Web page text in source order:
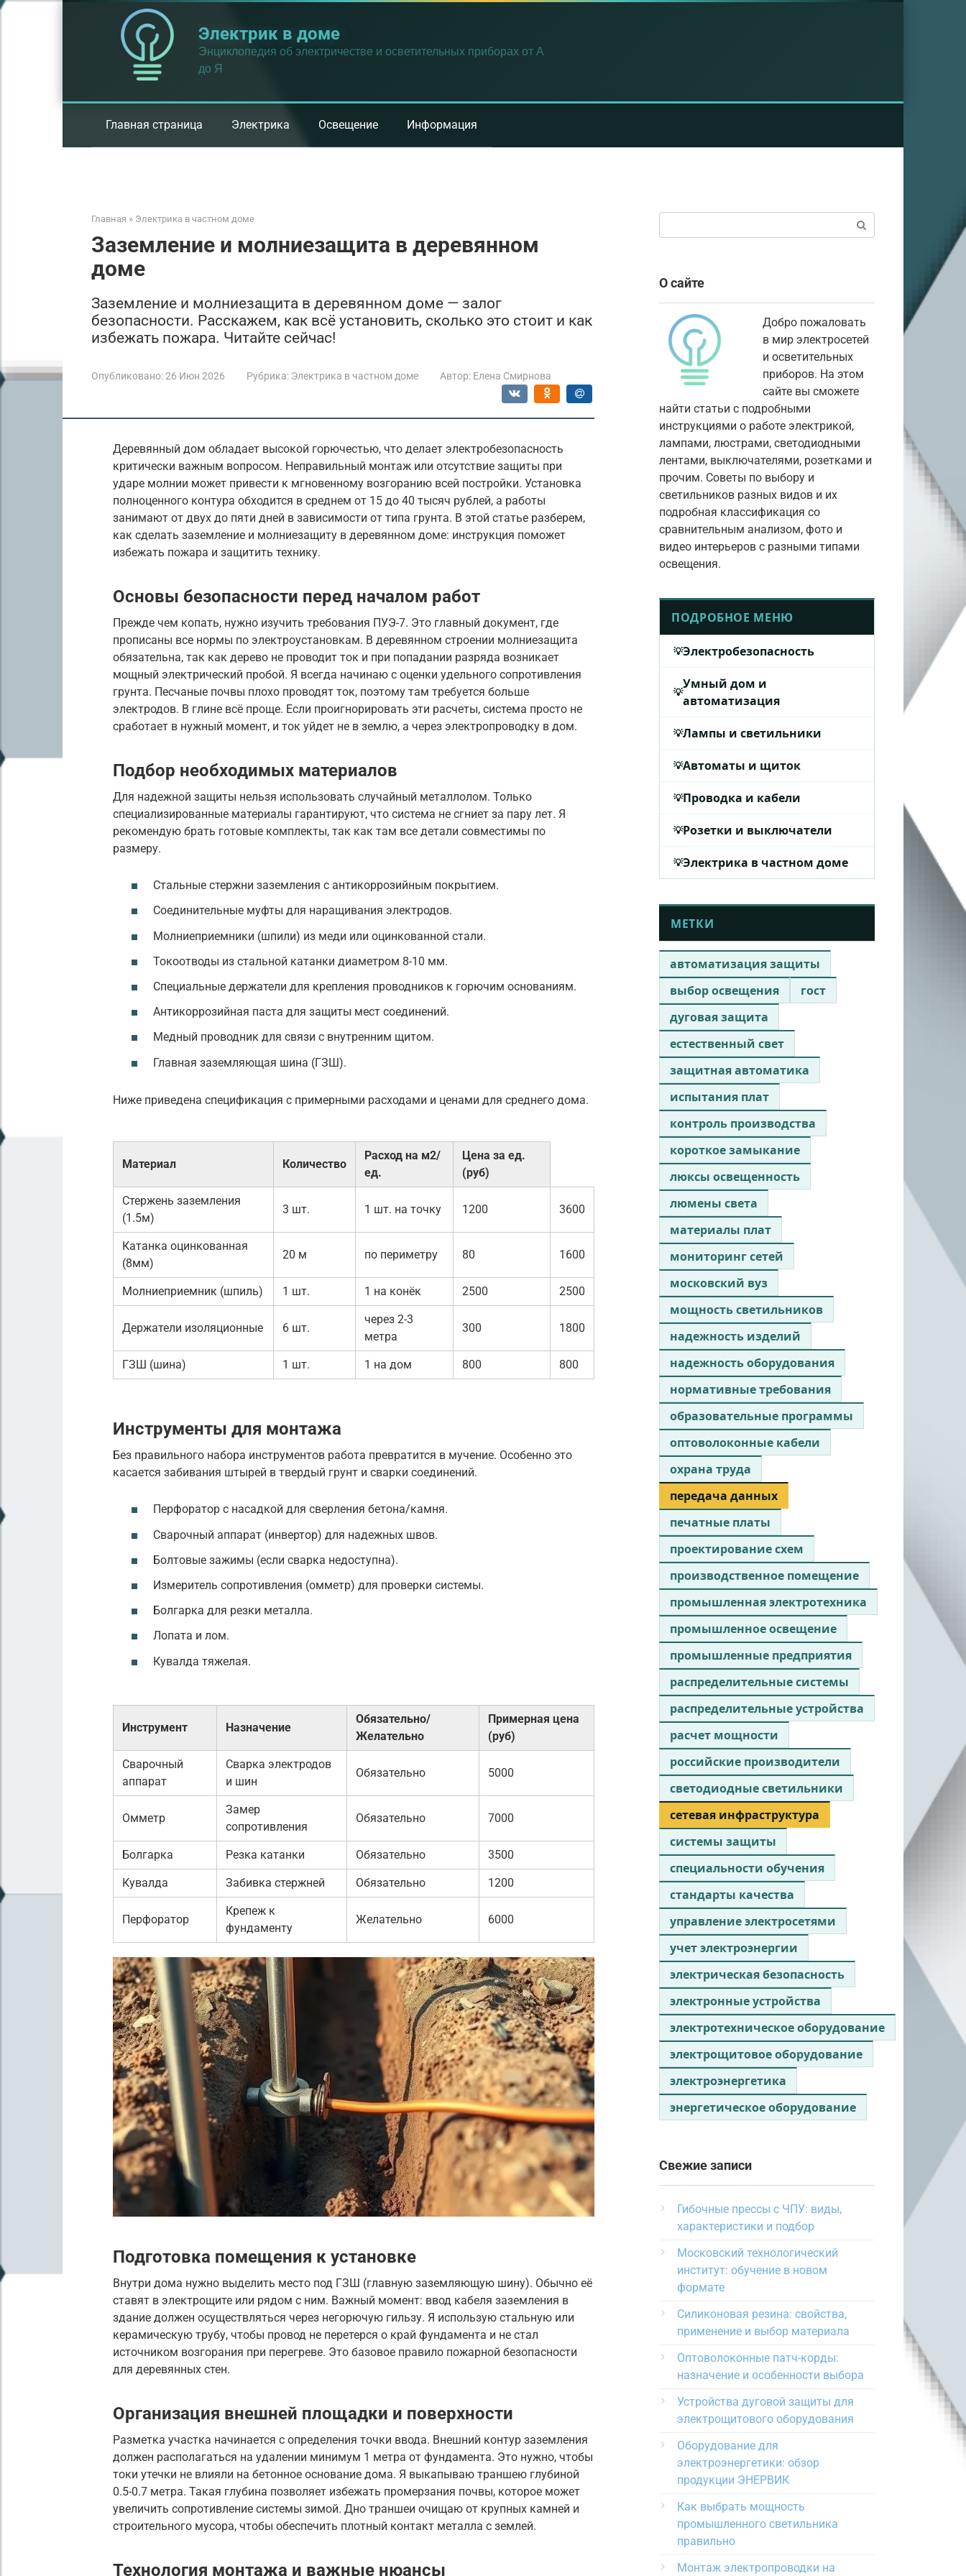
Перейти
Электрик в доме
Энциклопедия об электричестве и осветительных приборах от А
до Я
Главная страница Электрика Освещение Информация
Главная » Электрика в частном доме
Заземление и молниезащита в деревянном
доме
Заземление и молниезащита в деревянном доме — залог
безопасности. Расскажем, как всё установить, сколько это стоит и как
избежать пожара. Читайте сейчас!
Опубликовано:26 Июн 2026 Рубрика: Электрика в частном доме Автор: Елена Смирнова
Деревянный дом обладает высокой горючестью, что делает электробезопасность
критически важным вопросом. Неправильный монтаж или отсутствие защиты при
ударе молнии может привести к мгновенному возгоранию всей постройки. Установка
полноценного контура обходится в среднем от 15 до 40 тысяч рублей, а работы
занимают от двух до пяти дней в зависимости от типа грунта. В этой статье разберем,
как сделать заземление и молниезащиту в деревянном доме: инструкция поможет
избежать пожара и защитить технику.
Основы безопасности перед началом работ
Прежде чем копать, нужно изучить требования ПУЭ-7. Это главный документ, где
прописаны все нормы по электроустановкам. В деревянном строении молниезащита
обязательна, так как дерево не проводит ток и при попадании разряда возникает
мощный электрический пробой. Я всегда начинаю с оценки удельного сопротивления
грунта. Песчаные почвы плохо проводят ток, поэтому там требуется больше
электродов. В глине всё проще. Если проигнорировать эти расчеты, система просто не
сработает в нужный момент, и ток уйдет не в землю, а через электропроводку в дом.
Подбор необходимых материалов
Для надежной защиты нельзя использовать случайный металлолом. Только
специализированные материалы гарантируют, что система не сгниет за пару лет. Я
рекомендую брать готовые комплекты, так как там все детали совместимы по
размеру.
Стальные стержни заземления с антикоррозийным покрытием.
Соединительные муфты для наращивания электродов.
Молниеприемники (шпили) из меди или оцинкованной стали.
Токоотводы из стальной катанки диаметром 8-10 мм.
Специальные держатели для крепления проводников к горючим основаниям.
Антикоррозийная паста для защиты мест соединений.
Медный проводник для связи с внутренним щитом.
Главная заземляющая шина (ГЗШ).
Ниже приведена спецификация с примерными расходами и ценами для среднего дома.
Материал Количество
Расход на м2/
ед.
Цена за ед.
(руб)
Стержень заземления
(1.5м)
3 шт. 1 шт. на точку 1200 3600
Катанка оцинкованная
(8мм)
20 м по периметру 80 1600
Молниеприемник (шпиль) 1 шт. 1 на конёк 2500 2500
Держатели изоляционные 6 шт.
через 2-3
метра
300 1800
ГЗШ (шина) 1 шт. 1 на дом 800 800
Инструменты для монтажа
Без правильного набора инструментов работа превратится в мучение. Особенно это
касается забивания штырей в твердый грунт и сварки соединений.
Перфоратор с насадкой для сверления бетона/камня.
Сварочный аппарат (инвертор) для надежных швов.
Болтовые зажимы (если сварка недоступна).
Измеритель сопротивления (омметр) для проверки системы.
Болгарка для резки металла.
Лопата и лом.
Кувалда тяжелая.
Инструмент Назначение
Обязательно/
Желательно
Примерная цена
(руб)
Сварочный
аппарат
Сварка электродов
и шин
Обязательно 5000
Омметр
Замер
сопротивления
Обязательно 7000
Болгарка Резка катанки Обязательно 3500
Кувалда Забивка стержней Обязательно 1200
Перфоратор
Крепеж к
фундаменту
Желательно 6000
Подготовка помещения к установке
Внутри дома нужно выделить место под ГЗШ (главную заземляющую шину). Обычно её
ставят в электрощите или рядом с ним. Важный момент: ввод кабеля заземления в
здание должен осуществляться через негорючую гильзу. Я использую стальную или
керамическую трубу, чтобы провод не перетерся о край фундамента и не стал
источником возгорания при перегреве. Это базовое правило пожарной безопасности
для деревянных стен.
Организация внешней площадки и поверхности
Разметка участка начинается с определения точки ввода. Внешний контур заземления
должен располагаться на удалении минимум 1 метра от фундамента. Это нужно, чтобы
токи утечки не влияли на бетонное основание дома. Я выкапываю траншею глубиной
0.5-0.7 метра. Такая глубина позволяет избежать промерзания почвы, которое может
увеличить сопротивление системы зимой. Дно траншеи очищаю от крупных камней и
строительного мусора, чтобы обеспечить плотный контакт металла с землей.
Технология монтажа и важные нюансы
О сайте
Добро пожаловать
в мир электросетей
и осветительных
приборов. На этом
сайте вы сможете
найти статьи с подробными
инструкциями о работе электрикой,
лампами, люстрами, светодиодными
лентами, выключателями, розетками и
прочим. Советы по выбору и
светильников разных видов и их
подробная классификация со
сравнительным анализом, фото и
видео интерьеров с разными типами
освещения.
ПОДРОБНОЕ МЕНЮ
Электробезопасность
Умный дом и
автоматизация
Лампы и светильники
Автоматы и щиток
Проводка и кабели
Розетки и выключатели
Электрика в частном доме
МЕТКИ
автоматизация защиты
выбор освещения
гост
дуговая защита
естественный свет
защитная автоматика
испытания плат
контроль производства
короткое замыкание
люксы освещенность
люмены света
материалы плат
мониторинг сетей
московский вуз
мощность светильников
надежность изделий
надежность оборудования
нормативные требования
образовательные программы
оптоволоконные кабели
охрана труда
передача данных
печатные платы
проектирование схем
производственное помещение
промышленная электротехника
промышленное освещение
промышленные предприятия
распределительные системы
распределительные устройства
расчет мощности
российские производители
светодиодные светильники
сетевая инфраструктура
системы защиты
специальности обучения
стандарты качества
управление электросетями
учет электроэнергии
электрическая безопасность
электронные устройства
электротехническое оборудование
электрощитовое оборудование
электроэнергетика
энергетическое оборудование
Свежие записи
Гибочные прессы с ЧПУ: виды,
характеристики и подбор
Московский технологический
институт: обучение в новом
формате
Силиконовая резина: свойства,
применение и выбор материала
Оптоволоконные патч-корды:
назначение и особенности выбора
Устройства дуговой защиты для
электрощитового оборудования
Оборудование для
электроэнергетики: обзор
продукции ЭНЕРВИК
Как выбрать мощность
промышленного светильника
правильно
Монтаж электропроводки на